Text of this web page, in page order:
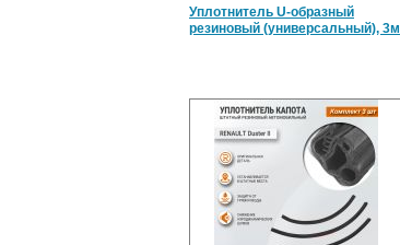
Уплотнитель U-образный
резиновый (универсальный), 3м